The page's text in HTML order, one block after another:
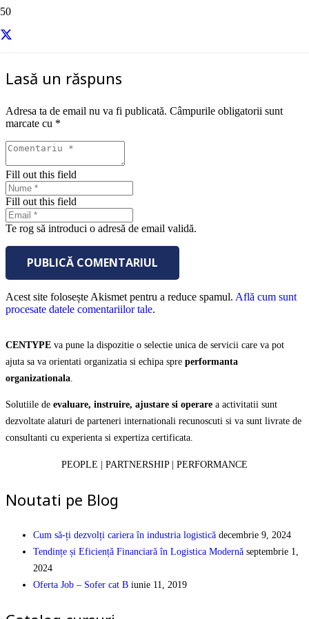
Lasă un răspuns
Adresa ta de email nu va fi publicată. Câmpurile obligatorii sunt
marcate cu *
Fill out this field
Fill out this field
Te rog să introduci o adresă de email validă.
PUBLICĂ COMENTARIUL
Acest site folosește Akismet pentru a reduce spamul. Află cum sunt
procesate datele comentariilor tale.
CENTYPE va pune la dispozitie o selectie unica de servicii care va pot
ajuta sa va orientati organizatia si echipa spre performanta
organizationala
Solutiile de evaluare, instruire, ajustare si operare a activitatii sunt
dezvoltate alaturi de parteneri internationali recunoscuti si va sunt livrate de
consultanti cu experienta si expertiza certificata.
PEOPLE | PARTNERSHIP | PERFORMANCE
Noutati pe Blog
Cum să-ți dezvolți cariera în industria logistică decembrie 9, 2024
Tendințe și Eficiență Financiară în Logistica Modernă septembrie 1,
2024
Oferta Job – Sofer cat B iunie 11, 2019